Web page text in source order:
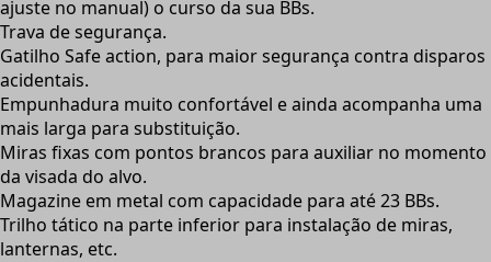
ajuste no manual) o curso da sua BBs.
Trava de segurança.
Gatilho Safe action, para maior segurança contra disparos
acidentais.
Empunhadura muito confortável e ainda acompanha uma
mais larga para substituição.
Miras fixas com pontos brancos para auxiliar no momento
da visada do alvo.
Magazine em metal com capacidade para até 23 BBs.
Trilho tático na parte inferior para instalação de miras,
lanternas, etc.